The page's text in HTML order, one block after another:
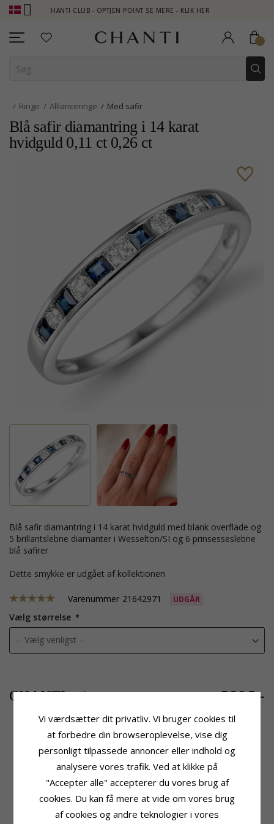
CHANTI CLUB - OPTJEN POINT SE MERE - KLIK HER
Ringe Allianceringe Med safir
Blå safir diamantring i 14 karat
hvidguld 0,11 ct 0,26 ct
blå safir diamantring i 14 karat hvidguld med blank overflade og
5 brillantslebne diamanter i Wesselton/SI og 6 prinsesseslebne
blå safirer
Dette smykke er udgået af kollektionen
Varenummer 21642971 UDGÅR
Vælg størrelse
CHANTI pris 5395,-
Produktinformation
Diamantring
Karat:14
Ædelmetal:Hvidguld
Sten
Antal:5
Slibning:
Brillantsleben
Sten:
Diamant
Diamant Farve:Wesselton
Diamant Klarhed:SI
Vi værdsætter dit privatliv. Vi bruger cookies til
at forbedre din browseroplevelse, vise dig
personligt tilpassede annoncer eller indhold og
analysere vores trafik. Ved at klikke på
"Accepter alle" accepterer du vores brug af
cookies. Du kan få mere at vide om vores brug
af cookies og andre teknologier i vores